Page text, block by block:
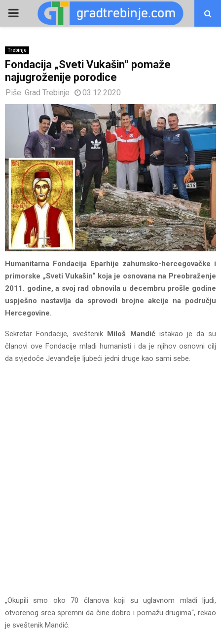
PRIMARY
Trebinje
Fondacija „Sveti Vukašin“ pomaže
najugroženije porodice
Piše: Grad Trebinje 03.12.2020
Humanitarna Fondacija Eparhije zahumsko-hercegovačke i
primorske „Sveti Vukašin“ koja je osnovana na Preobraženje
2011. godine, a svoj rad obnovila u decembru prošle godine
uspješno nastavlja da sprovodi brojne akcije na području
Hercegovine.
Sekretar Fondacije, sveštenik Miloš Mandićistakao je da su
članovi ove Fondacije mladi humanisti i da je njihov osnovni cilj
da svjedoče Jevanđelje ljubeći jedni druge kao sami sebe.
„Okupili smo oko 70 članova koji su uglavnom mladi ljudi,
otvorenog srca spremni da čine dobro i pomažu drugima“, rekao
je sveštenik Mandić.